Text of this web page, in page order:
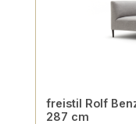
freistil Rolf
287 cm